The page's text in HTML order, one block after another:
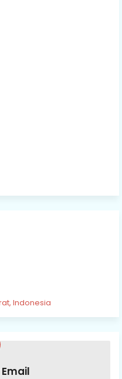
Indonesia